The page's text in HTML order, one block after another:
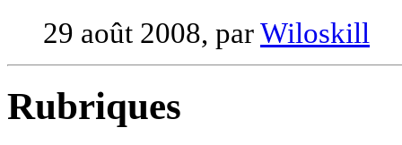
29 août 2008, parWiloskill
Rubriques